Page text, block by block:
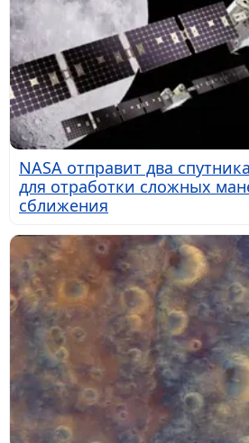
NASA отправит два
для отработки сложных
сближения